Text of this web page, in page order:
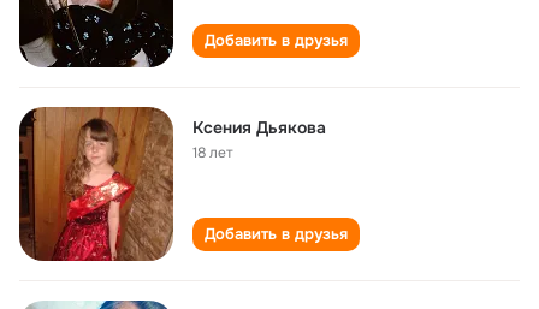
Добавить в друзья
Ксения Дьякова
18 лет
Добавить в друзья